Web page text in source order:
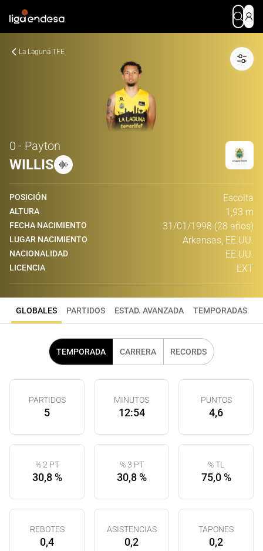
La Laguna TFE
0 · Payton
WILLIS
POSICIÓN Escolta
ALTURA 1,93 m
FECHA NACIMIENTO 31/01/1998 (28 años)
LUGAR NACIMIENTO Arkansas, EE.UU.
NACIONALIDAD EE.UU.
LICENCIA EXT
GLOBALES PARTIDOS ESTAD. AVANZADA TEMPORADAS
TEMPORADA CARRERA RECORDS
PARTIDOS
5
MINUTOS
12:54
PUNTOS
4,6
% 2 PT
30,8 %
% 3 PT
30,8 %
% TL
75,0 %
REBOTES
0,4
ASISTENCIAS
0,2
TAPONES
0,2